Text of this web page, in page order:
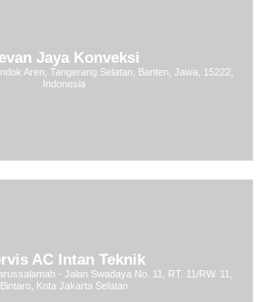
Jaya Konveksi
Aren, Tangerang Selatan, Banten, Jawa, 15222,
Indonesia
AC Intan Teknik
- Jalan Swadaya No. 11, RT. 11/RW. 11,
Bintaro, Kota Jakarta Selatan